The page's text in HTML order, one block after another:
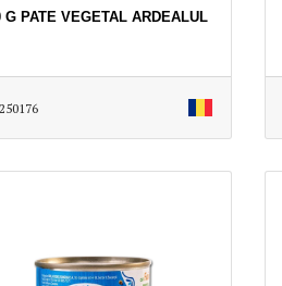
G PATE VEGETAL ARDEALUL